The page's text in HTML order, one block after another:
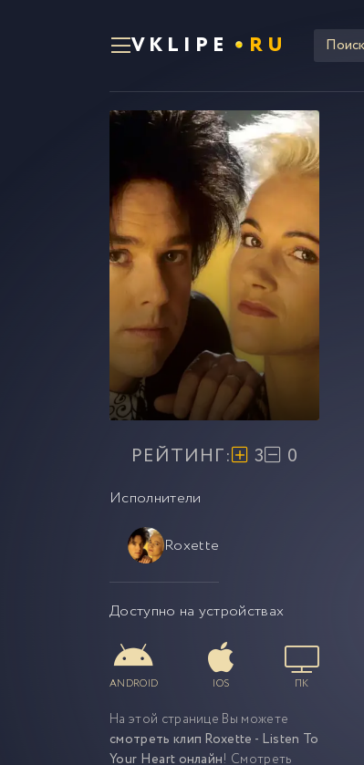
VKLIPE RU
РЕЙТИНГ: 3 0
Исполнители
Roxette
Доступно на устройствах
ANDROID IOS ПК
На этой странице Вы можете
смотреть клип Roxette - Listen To
Your Heart онлайн! Смотреть